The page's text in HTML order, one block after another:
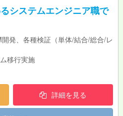
システムエンジニア職で
発、各種検証（単体/結合/総合/レ
移行実施
詳細を見る